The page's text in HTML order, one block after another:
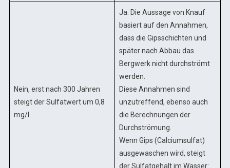
Nein, erst nach 300 Jahren
steigt der Sulfatwert um 0,8
mg/l.
Ja: Die Aussage von Knauf
basiert auf den Annahmen,
dass die Gipsschichten und
später nach Abbau das
Bergwerk nicht durchströmt
werden.
Diese Annahmen sind
unzutreffend, ebenso auch
die Berechnungen der
Durchströmung.
Wenn Gips (Calciumsulfat)
ausgewaschen wird, steigt
der Sulfatgehalt im Wasser: